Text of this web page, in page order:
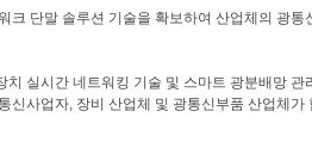
크 단말 솔루션 기술을 확보하여 산업체의 광
치 실시간 네트워킹 기술 및 스마트 광분배망
신사업자, 장비 산업체 및 광통신부품 산업체